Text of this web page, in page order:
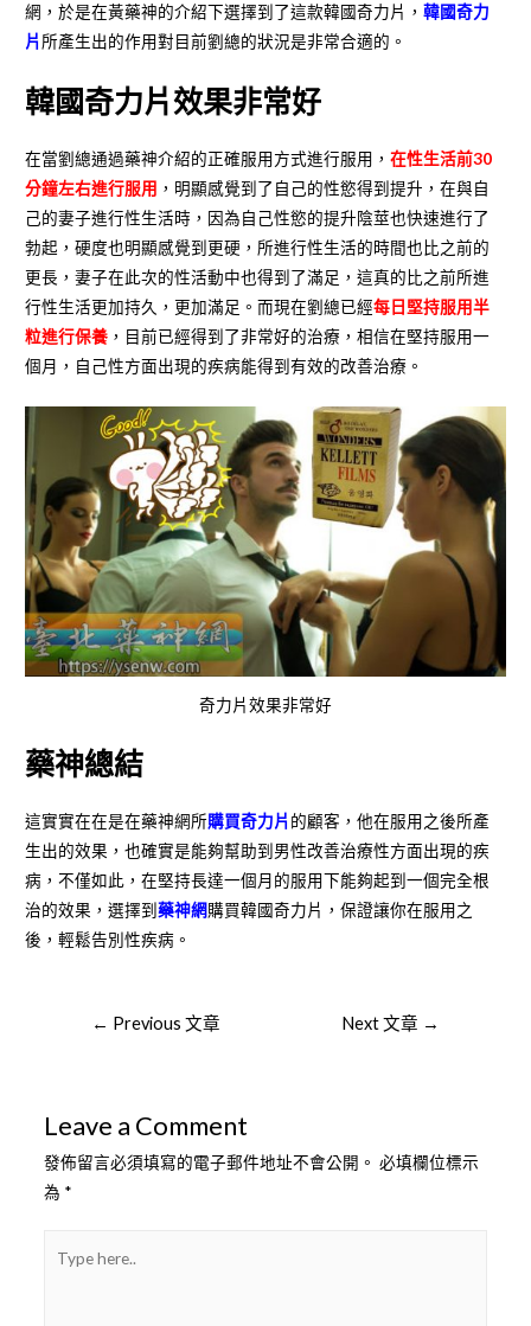
網，於是在黃藥神的介紹下選擇到了這款韓國奇力片，韓國奇力
片 所產生出的作用對目前劉總的狀況是非常合適的。
韓國奇力片效果非常好
在當劉總通過藥神介紹的正確服用方式進行服用，在性生活前30
分鐘左右進行服用 ，明顯感覺到了自己的性慾得到提升，在與自
己的妻子進行性生活時，因為自己性慾的提升陰莖也快速進行了
勃起，硬度也明顯感覺到更硬，所進行性生活的時間也比之前的
更長，妻子在此次的性活動中也得到了滿足，這真的比之前所進
行性生活更加持久，更加滿足。而現在劉總已經每日堅持服用半
粒進行保養 ，目前已經得到了非常好的治療，相信在堅持服用一
個月，自己性方面出現的疾病能得到有效的改善治療。
奇力片效果非常好
藥神總結
這實實在在是在藥神網所購買奇力片 的顧客，他在服用之後所產
生出的效果，也確實是能夠幫助到男性改善治療性方面出現的疾
病，不僅如此，在堅持長達一個月的服用下能夠起到一個完全根
治的效果，選擇到藥神網購買韓國奇力片，保證讓你在服用之
後，輕鬆告別性疾病。
← Previous 文章 Next 文章 →
Leave a Comment
發佈留言必須填寫的電子郵件地址不會公開。 必填欄位標示
為 *
here..